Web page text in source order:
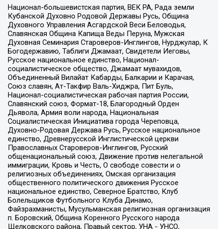
Национал-большевистская партия, ВЕК РА, Рада земли
Кубанской Духовно Родовой Державы Русь, Община
Духовного Управления Асгардской Веси Беловодья,
Славянская Община Капища Веды Перуна, Мужская
Духовная Семинария Староверов-Инглингов, Нурджулар, К
Богодержавию, Таблиги Джамаат, Свидетели Иеговы,
Русское национальное единство, Национал-
социалистическое общество, Джамаат мувахидов,
Объединенный Вилайат Кабарды, Балкарии и Карачая,
Союз славян, Ат-Такфир Валь-Хиджра, Пит Буль,
Национал-социалистическая рабочая партия России,
Славянский союз, Формат-18, Благородный Орден
Дьявола, Армия воли народа, Национальная
Социалистическая Инициатива города Череповца,
Духовно-Родовая Держава Русь, Русское национальное
единство, Древнерусской Инглистической церкви
Православных Староверов-Инглингов, Русский
общенациональный союз, Движение против нелегальной
иммиграции, Кровь и Честь, О свободе совести и о
религиозных объединениях, Омская организация
общественного политического движения Русское
национальное единство, Северное Братство, Клуб
Болельщиков Футбольного Клуба Динамо,
Файзрахманисты, Мусульманская религиозная организация
п. Боровский, Община Коренного Русского народа
Щелковского района, Правый сектор, УНА - УНСО,